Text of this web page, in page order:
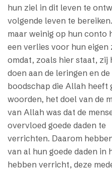
hun ziel in dit leven te
volgende leven te
maar weinig op hun conto
een verlies voor hun eigen
omdat, zoals hier staat, zij
doen aan de leringen en de
boodschap die Allah heeft
woorden, het doel van de
van Allah was dat de
overvloed goede daden te
verrichten. Daarom
van al hun goede daden in
hebben verricht, deze